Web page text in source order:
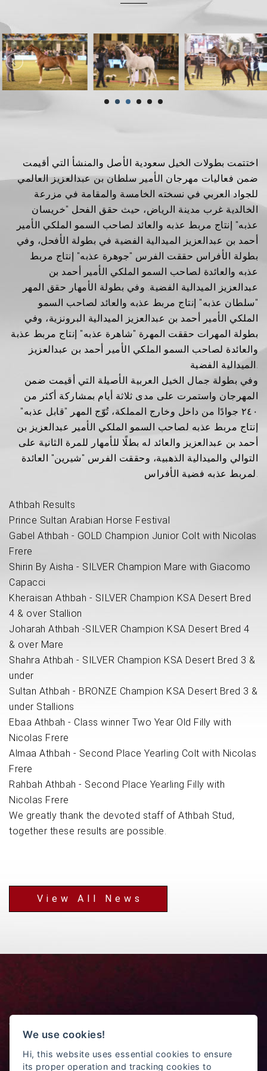
اختتمت بطولات الخيل سعودية الأصل والمنشأ التي أقيمت
ضمن فعاليات مهرجان الأمير سلطان بن عبدالعزيز العالمي
للجواد العربي في نسخته الخامسة والمقامة في مزرعة
الخالدية غرب مدينة الرياض، حيث حقق الفحل "خريسان
عذبه" إنتاج مربط عذبه والعائد لصاحب السمو الملكي الأمير
أحمد بن عبدالعزيز الميدالية الفضية في بطولة الأفحل، وفي
بطولة الأفراس حققت الفرس "جوهرة عذبه" إنتاج مربط
عذبه والعائدة لصاحب السمو الملكي الأمير أحمد بن
عبدالعزيز الميدالية الفضية. وفي بطولة الأمهار حقق المهر
"سلطان عذبه" إنتاج مربط عذبه والعائد لصاحب السمو
الملكي الأمير أحمد بن عبدالعزيز الميدالية البرونزية، وفي
بطولة المهرات حققت المهرة "شاهرة عذبه" إنتاج مربط عذبة
والعائدة لصاحب السمو الملكي الأمير أحمد بن عبدالعزيز
وفي بطولة جمال الخيل العربية الأصيلة التي أقيمت ضمن
المهرجان واستمرت على مدى ثلاثة أيام بمشاركة أكثر من
٢٤٠ جوادًا من داخل وخارج المملكة، تُوّج المهر "قابل عذبه"
إنتاج مربط عذبه لصاحب السمو الملكي الأمير عبدالعزيز بن
أحمد بن عبدالعزيز والعائد له بطلًا للأمهار للمرة الثانية على
التوالي والميدالية الذهبية، وحققت الفرس "شيرين" العائدة
Athbah Results
Prince Sultan Arabian Horse Festival
Gabel Athbah - GOLD Champion Junior Colt with Nicolas
Frere
Shirin By Aisha - SILVER Champion Mare with Giacomo
Capacci
Kheraisan Athbah - SILVER Champion KSA Desert Bred
4 & over Stallion
Joharah Athbah -SILVER Champion KSA Desert Bred 4
& over Mare
Shahra Athbah - SILVER Champion KSA Desert Bred 3 &
under
Sultan Athbah - BRONZE Champion KSA Desert Bred 3 &
under Stallions
Ebaa Athbah - Class winner Two Year Old Filly with
Nicolas Frere
Almaa Athbah - Second Place Yearling Colt with Nicolas
Frere
Rahbah Athbah - Second Place Yearling Filly with
Nicolas Frere
We greatly thank the devoted staff of Athbah Stud,
together these results are possible.
View All News
ATHBAH STUD
info@athbahstud.com
Copyright © 2017 Athbah stud co. Ltd . All Rights
Reserved
We use cookies!
Hi, this website uses essential cookies to ensure
its proper operation and tracking cookies to